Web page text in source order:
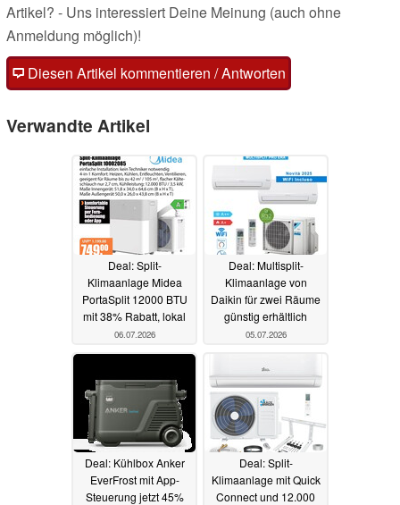
Artikel? - Uns interessiert Deine Meinung (auch ohne
Anmeldung möglich)!
Diesen Artikel kommentieren / Antworten
Verwandte Artikel
Deal: Split-
Klimaanlage Midea
PortaSplit 12000 BTU
mit 38% Rabatt, lokal
06.07.2026
Deal: Multisplit-
Klimaanlage von
Daikin für zwei Räume
günstig erhältlich
05.07.2026
Deal: Kühlbox Anker
EverFrost mit App-
Steuerung jetzt 45%
Deal: Split-
Klimaanlage mit Quick
Connect und 12.000